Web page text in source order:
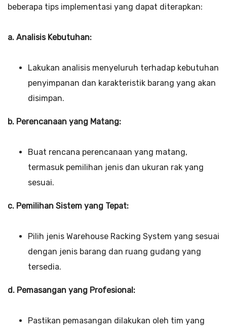
beberapa tips implementasi yang dapat diterapkan:
a. Analisis Kebutuhan:
Lakukan analisis menyeluruh terhadap kebutuhan
penyimpanan dan karakteristik barang yang akan
disimpan.
b. Perencanaan yang Matang:
Buat rencana perencanaan yang matang,
termasuk pemilihan jenis dan ukuran rak yang
sesuai.
c. Pemilihan Sistem yang Tepat:
Pilih jenis Warehouse Racking System yang sesuai
dengan jenis barang dan ruang gudang yang
tersedia.
d. Pemasangan yang Profesional:
Pastikan pemasangan dilakukan oleh tim yang